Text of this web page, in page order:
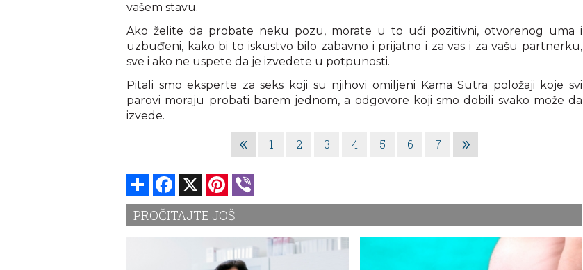
vašem stavu.
Ako želite da probate neku pozu, morate u to ući pozitivni, otvorenog uma i
uzbuđeni, kako bi to iskustvo bilo zabavno i prijatno i za vas i za vašu partnerku,
sve i ako ne uspete da je izvedete u potpunosti.
Pitali smo eksperte za seks koji su njihovi omiljeni Kama Sutra položaji koje svi
parovi moraju probati barem jednom, a odgovore koji smo dobili svako može da
izvede.
« 1 2 3 4 5 6 7 »
Share Facebook Pinterest
PROČITAJTE JOŠ